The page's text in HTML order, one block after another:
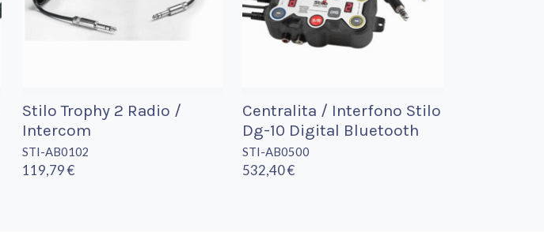
Stilo Trophy 2 Radio /
Intercom
STI-AB0102
119,79 €
Centralita / Interfono Stilo
Dg-10 Digital Bluetooth
STI-AB0500
532,40 €